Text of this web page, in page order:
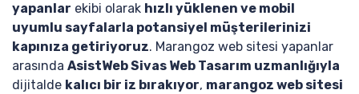
yapanlar ekibi olarak hızlı yüklenen ve mobil
uyumlu sayfalarla potansiyel müşterilerinizi
kapınıza getiriyoruz. Marangoz web sitesi yapanlar
arasında AsistWeb Sivas Web Tasarım uzmanlığıyla
dijitalde kalıcı bir iz bırakıyor, marangoz web sitesi